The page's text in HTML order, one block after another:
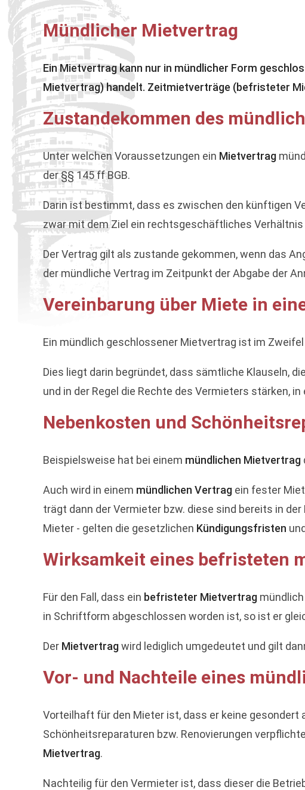
Mündlicher Mietvertrag
Ein Mietvertrag kann nur in mündlicher Form
Mietvertrag) handelt. Zeitmietverträge (befristeter
Zustandekommen des
Unter welchen Voraussetzungen ein Mietvertrag
der §§ 145 ff BGB.
Darin ist bestimmt, dass es zwischen den künftigen
zwar mit dem Ziel ein rechtsgeschäftliches Verhältnis
Der Vertrag gilt als zustande gekommen, wenn das
der mündliche Vertrag im Zeitpunkt der Abgabe der
Vereinbarung über Miete in
Ein mündlich geschlossener Mietvertrag ist im
Dies liegt darin begründet, dass sämtliche Klauseln,
und in der Regel die Rechte des Vermieters stärken, in
Nebenkosten und
Beispielsweise hat bei einem mündlichen Mietvertrag
Auch wird in einem mündlichen Vertrag ein fester
trägt dann der Vermieter bzw. diese sind bereits in
Mieter - gelten die gesetzlichen Kündigungsfristen
Wirksamkeit eines befristeten
Für den Fall, dass ein befristeter Mietvertrag
in Schriftform abgeschlossen worden ist, so ist er
Der Mietvertragwird lediglich umgedeutet und gilt
Vor- und Nachteile eines
Vorteilhaft für den Mieter ist, dass er keine
Schönheitsreparaturen bzw. Renovierungen
Mietvertrag.
Nachteilig für den Vermieter ist, dass dieser die